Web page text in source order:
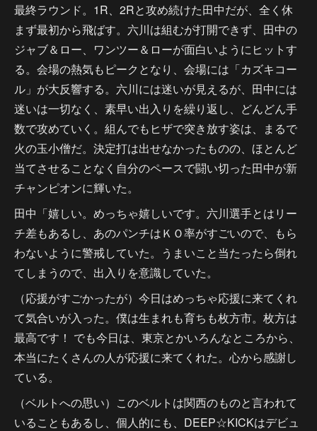
最終ラウンド。1R、2Rと攻め続けた田中だが、全く休
まず最初から飛ばす。六川は組むが打開できず、田中の
ジャブ＆ロー、ワンツー＆ローが面白いようにヒットす
る。会場の熱気もピークとなり、会場には「カズキコー
ル」が大反響する。六川には迷いが見えるが、田中には
迷いは一切なく、素早い出入りを繰り返し、どんどん手
数で攻めていく。組んでもヒザで突き放す姿は、まるで
火の玉小僧だ。決定打は出せなかったものの、ほとんど
当てさせることなく自分のペースで闘い切った田中が新
チャンピオンに輝いた。
田中「嬉しい。めっちゃ嬉しいです。六川選手とはリー
チ差もあるし、あのパンチはＫＯ率がすごいので、もら
わないように警戒していた。うまいこと当たったら倒れ
てしまうので、出入りを意識していた。
（応援がすごかったが）今日はめっちゃ応援に来てくれ
て気合いが入った。僕は生まれも育ちも枚方市。枚方は
最高です！ でも今日は、東京とかいろんなところから、
本当にたくさんの人が応援に来てくれた。心から感謝し
ている。
（ベルトへの思い）このベルトは関西のものと言われて
いることもあるし、個人的にも、DEEP☆KICKはデビュ